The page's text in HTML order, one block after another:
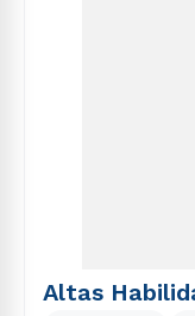
Altas